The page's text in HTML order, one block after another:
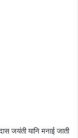
जयंती यानि मनाई जाती